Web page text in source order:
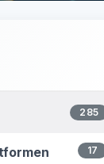
285
17